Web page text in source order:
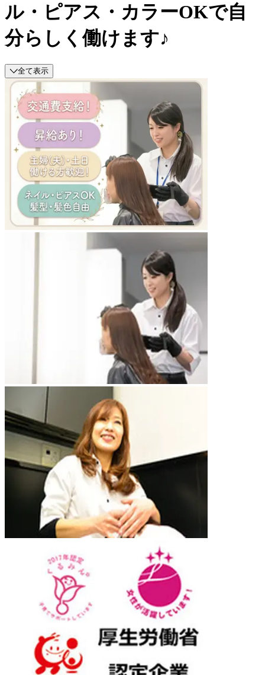
ル・ピアス・カラーOKで自
分らしく働けます♪
全て表示